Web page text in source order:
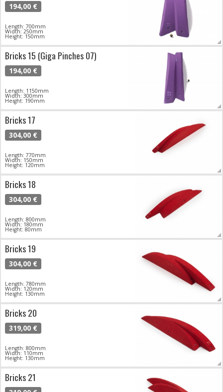
194,00 €
Length: 700mm
Width: 250mm
Height: 150mm
Bricks 15 (Giga Pinches 07)
194,00 €
Length: 1150mm
Width: 300mm
Height: 190mm
Bricks 17
304,00 €
Length: 770mm
Width: 150mm
Height: 120mm
Bricks 18
304,00 €
Length: 800mm
Width: 180mm
Height: 80mm
Bricks 19
304,00 €
Length: 780mm
Width: 120mm
Height: 130mm
Bricks 20
319,00 €
Length: 800mm
Width: 110mm
Height: 130mm
Bricks 21